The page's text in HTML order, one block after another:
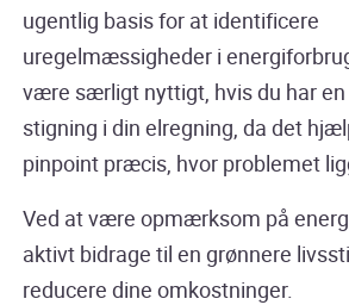
ugentlig basis for at identificere
uregelmæssigheder i
være særligt nyttigt, hvis du har
stigning i din elregning, da det
pinpoint præcis, hvor problemet
Ved at være opmærksom på
aktivt bidrage til en grønnere
reducere dine omkostninger.